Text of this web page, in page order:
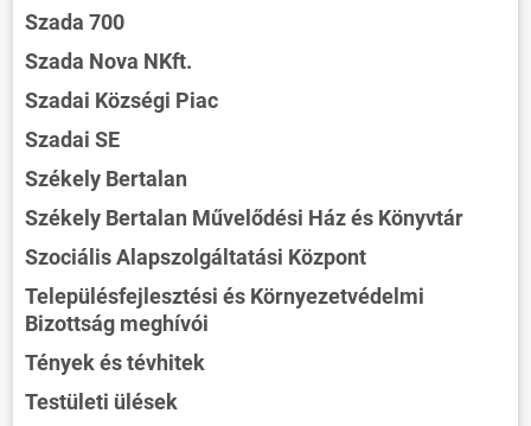
Szada 700
Szada Nova NKft.
Szadai Községi Piac
Szadai SE
Székely Bertalan
Székely Bertalan Művelődési Ház és Könyvtár
Szociális Alapszolgáltatási Központ
Településfejlesztési és Környezetvédelmi
Bizottság meghívói
Tények és tévhitek
Testületi ülések